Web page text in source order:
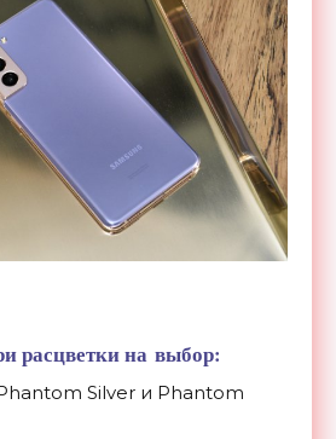
расцветки на выбор:
Silver и Phantom